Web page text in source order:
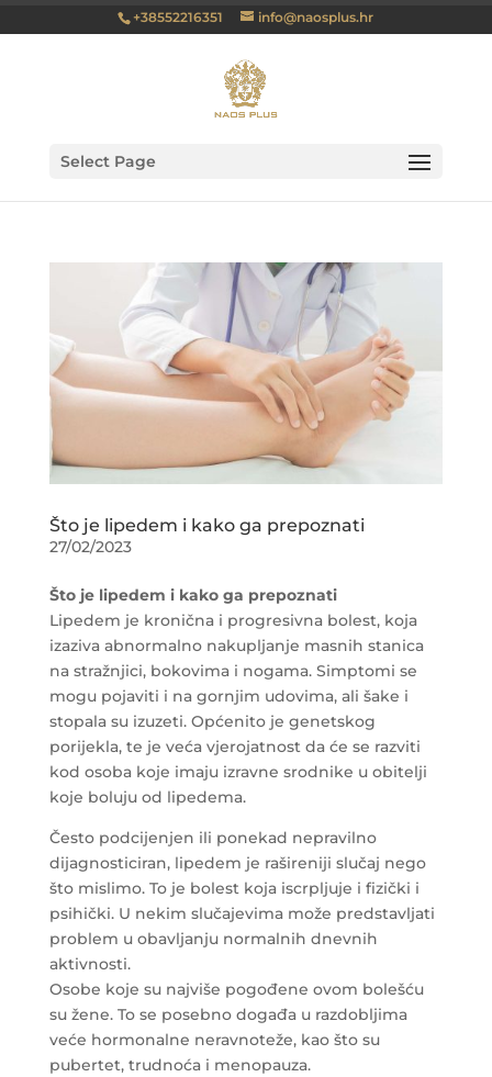
+38552216351 info@naosplus.hr
Select Page
Što je lipedem i kako ga prepoznati
27/02/2023
Što je lipedem i kako ga prepoznati
Lipedem je kronična i progresivna bolest, koja
izaziva abnormalno nakupljanje masnih stanica
na stražnjici, bokovima i nogama. Simptomi se
mogu pojaviti i na gornjim udovima, ali šake i
stopala su izuzeti. Općenito je genetskog
porijekla, te je veća vjerojatnost da će se razviti
kod osoba koje imaju izravne srodnike u obitelji
koje boluju od lipedema.
Često podcijenjen ili ponekad nepravilno
dijagnosticiran, lipedem je rašireniji slučaj nego
što mislimo. To je bolest koja iscrpljuje i fizički i
psihički. U nekim slučajevima može predstavljati
problem u obavljanju normalnih dnevnih
aktivnosti.
Osobe koje su najviše pogođene ovom bolešću
su žene. To se posebno događa u razdobljima
veće hormonalne neravnoteže, kao što su
pubertet, trudnoća i menopauza.